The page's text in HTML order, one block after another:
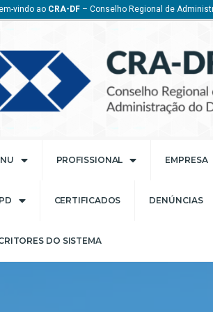
vindo ao CRA-DF – Conselho Regional de
PROFISSIONAL EMPRESA
CERTIFICADOS DENÚNCIAS
DO SISTEMA